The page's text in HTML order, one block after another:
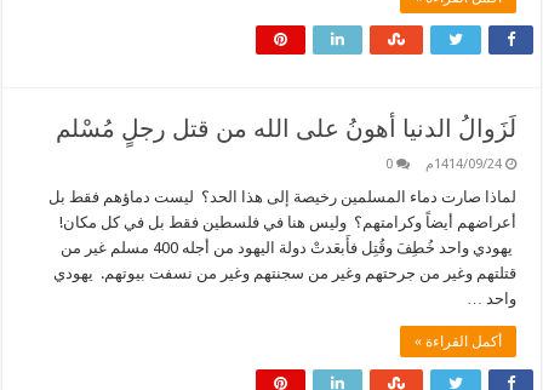
لَزَوالُ الدنيا أهونُ على الله من قتل رجلٍ مُسْلم
1414/09/24م 0
لماذا صارت دماء المسلمين رخيصة إلى هذا الحد؟ ليست دماؤهم فقط بل
أعراضهم أيضاً وكرامتهم؟ وليس هنا في فلسطين فقط بل في كل مكان!
يهودي واحد خُطِفَ وقُتِل فأَبعَدتْ دولة اليهود من أجله 400 مسلم غير من
قتلتهم وغير من جرحتهم وغير من سجنتهم وغير من نسفت بيوتهم. يهودي
واحد …
أكمل القراءة »